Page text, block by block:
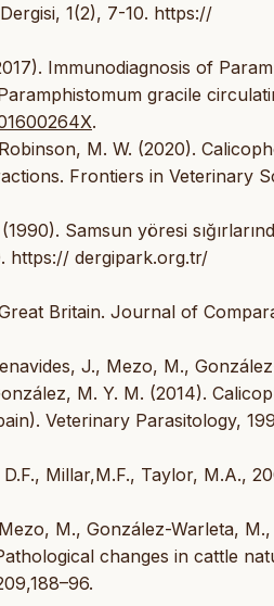
1(2), 7-10. https://
Immunodiagnosis of
gracile
.
M. W. (2020).
Frontiers in Veterinary
Samsun yöresi
https:// dergipark.org.tr/
Britain. Journal of
J., Mezo, M.,
M. Y. M. (2014).
Veterinary Parasitology,
Millar,M.F., Taylor, M.A.,
M., González-Warleta, M.,
changes in cattle